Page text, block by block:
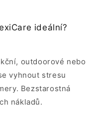
ideální?
outdoorové nebo
vyhnout stresu
Bezstarostná
nákladů.